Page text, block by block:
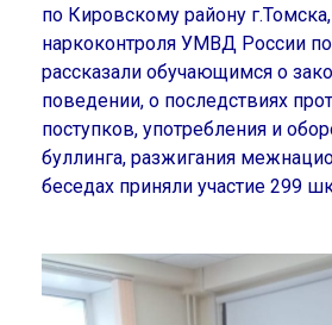
по Кировскому району
наркоконтроля УМВД России
рассказали обучающимся о
поведении, о последствиях
поступков, употребления и
буллинга, разжигания
беседах приняли участие 299